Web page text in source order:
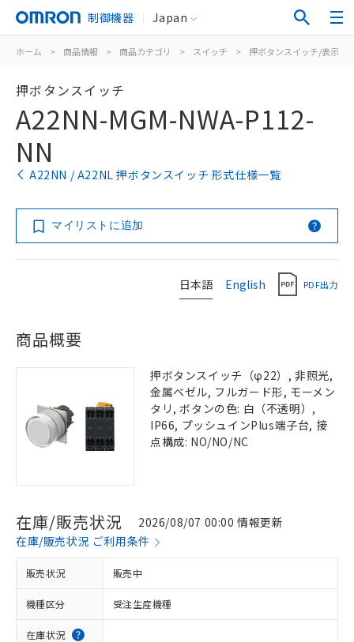
制御機器 Japan
ホーム > 商品情報 > 商品カテゴリ > スイッチ > 押ボタンスイッチ/表示灯
押ボタンスイッチ
A22NN-MGM-NWA-P112-
NN
A22NN / A22NL 押ボタンスイッチ 形式仕様一覧
マイリストに追加
日本語 English PDF出力
商品概要
押ボタンスイッチ（φ22）, 非照光,
金属ベゼル, フルガード形, モーメン
タリ, ボタンの色: 白（不透明）,
IP66, プッシュインPlus端子台, 接
点構成: NO/NO/NC
在庫/販売状況
2026/08/07 00:00 情報更新
在庫/販売状況 ご利用条件
販売状況 販売中
機種区分 受注生産機種
在庫状況